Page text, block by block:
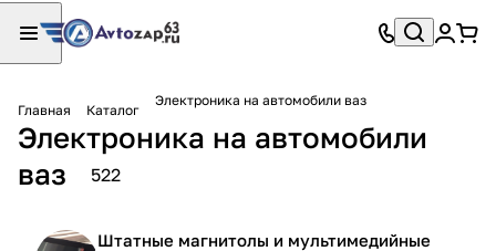
Главная Каталог
Электроника на автомобили ваз
Электроника на автомобили
ваз
522
Штатные магнитолы и мультимедийные